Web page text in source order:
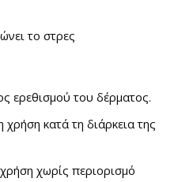
το στρες
ερεθισμού του δέρματος.
κατά τη διάρκεια της
χωρίς περιορισμό